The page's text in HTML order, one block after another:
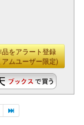
をアラート登録
ムユーザー限定)